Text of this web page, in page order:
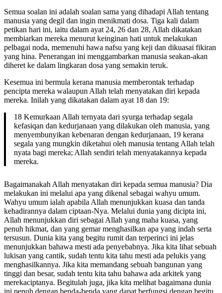
Semua soalan ini adalah soalan sama yang dihadapi Allah tentang
manusia yang degil dan ingin menikmati dosa. Tiga kali dalam
petikan hari ini, iaitu dalam ayat 24, 26 dan 28, Allah dikatakan
membiarkan mereka menurut keinginan hati untuk melakukan
pelbagai noda, memenuhi hawa nafsu yang keji dan dikuasai fikiran
yang hina. Penerangan ini menggambarkan manusia seakan-akan
diheret ke dalam lingkaran dosa yang semakin teruk.
Kesemua ini bermula kerana manusia memberontak terhadap
pencipta mereka walaupun Allah telah menyatakan diri kepada
mereka. Inilah yang dikatakan dalam ayat 18 dan 19:
18 Kemurkaan Allah ternyata dari syurga terhadap segala
kefasiqan dan kedurjanaan yang dilakukan oleh manusia, yang
menyembunyikan kebenaran dengan kedurjanaan, 19 kerana
segala yang mungkin diketahui oleh manusia tentang Allah telah
nyata bagi mereka; Allah sendiri telah menyatakannya kepada
mereka.
Bagaimanakah Allah menyatakan diri kepada semua manusia? Dia
melakukan ini melalui apa yang dikenal sebagai wahyu umum.
Wahyu umum ialah apabila Allah menunjukkan kuasa dan tanda
kehadirannya dalam ciptaan-Nya. Melalui dunia yang dicipta ini,
Allah menunjukkan diri sebagai Allah yang maha kuasa, yang
penuh hikmat, dan yang gemar menghasilkan apa yang indah serta
tersusun. Dunia kita yang begitu rumit dan terperinci ini jelas
menunjukkan bahawa mesti ada penyebabnya. Jika kita lihat sebuah
lukisan yang cantik, sudah tentu kita tahu mesti ada pelukis yang
menghasilkannya. Jika kita memandang sebuah bangunan yang
tinggi dan besar, sudah tentu kita tahu bahawa ada arkitek yang
merekaciptanya. Begitulah juga, jika kita melihat bagaimana dunia